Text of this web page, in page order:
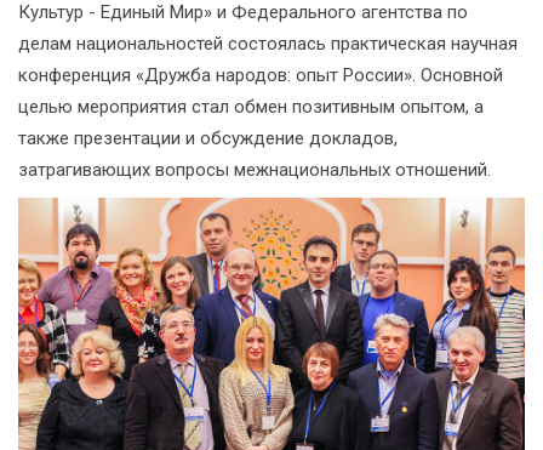
Культур - Единый Мир» и Федерального агентства по
делам национальностей состоялась практическая научная
конференция «Дружба народов: опыт России». Основной
целью мероприятия стал обмен позитивным опытом, а
также презентации и обсуждение докладов,
затрагивающих вопросы межнациональных отношений.